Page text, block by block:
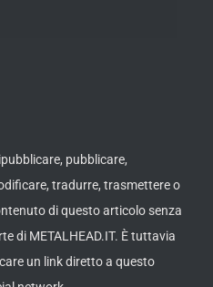
pubblicare,
tradurre, trasmettere o
di questo articolo senza
di METALHEAD.IT. È tuttavia
un link diretto a questo